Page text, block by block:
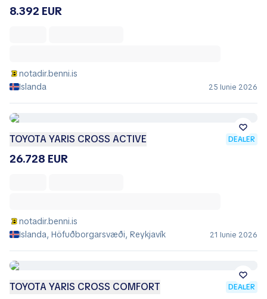
8.392 EUR
notadir.benni.is
Islanda
25 Iunie 2026
TOYOTA YARIS CROSS ACTIVE DEALER
26.728 EUR
notadir.benni.is
Islanda, Höfuðborgarsvæði, Reykjavík
21 Iunie 2026
TOYOTA YARIS CROSS COMFORT DEALER